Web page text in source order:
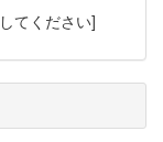
してください]